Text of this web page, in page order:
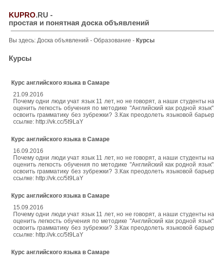
KUPRO.RU -
простая и понятная доска объявлений
Вы здесь: Доска объявлений - Образование - Курсы
Курсы
Курс английского языка в Самаре
21.09.2016
Почему одни люди учат язык 11 лет, но не говорят, а наши студенты
оценить легкость обучения по методике "Английский как родной
освоить грамматику без зубрежки? 3.Как преодолеть языковой
ссылке: http://vk.cc/5t9LaY
Курс английского языка в Самаре
16.09.2016
Почему одни люди учат язык 11 лет, но не говорят, а наши студенты
оценить легкость обучения по методике "Английский как родной
освоить грамматику без зубрежки? 3.Как преодолеть языковой
ссылке: http://vk.cc/5t9LaY
Курс английского языка в Самаре
15.09.2016
Почему одни люди учат язык 11 лет, но не говорят, а наши студенты
оценить легкость обучения по методике "Английский как родной
освоить грамматику без зубрежки? 3.Как преодолеть языковой
ссылке: http://vk.cc/5t9LaY
Курс английского языка в Самаре